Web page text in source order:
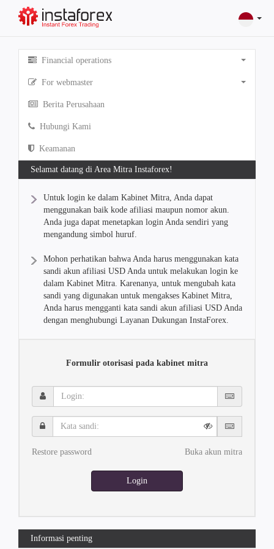
Financial operations
For webmaster
Berita Perusahaan
Hubungi Kami
Keamanan
Selamat datang di Area Mitra Instaforex!
Untuk login ke dalam Kabinet Mitra, Anda dapat
menggunakan baik kode afiliasi maupun nomor akun.
Anda juga dapat menetapkan login Anda sendiri yang
mengandung simbol huruf.
Mohon perhatikan bahwa Anda harus menggunakan kata
sandi akun afiliasi USD Anda untuk melakukan login ke
dalam Kabinet Mitra. Karenanya, untuk mengubah kata
sandi yang digunakan untuk mengakses Kabinet Mitra,
Anda harus mengganti kata sandi akun afiliasi USD Anda
dengan menghubungi Layanan Dukungan InstaForex.
Formulir otorisasi pada kabinet mitra
Login:
Kata
sandi:
Restore password
Buka akun mitra
Login
Informasi penting